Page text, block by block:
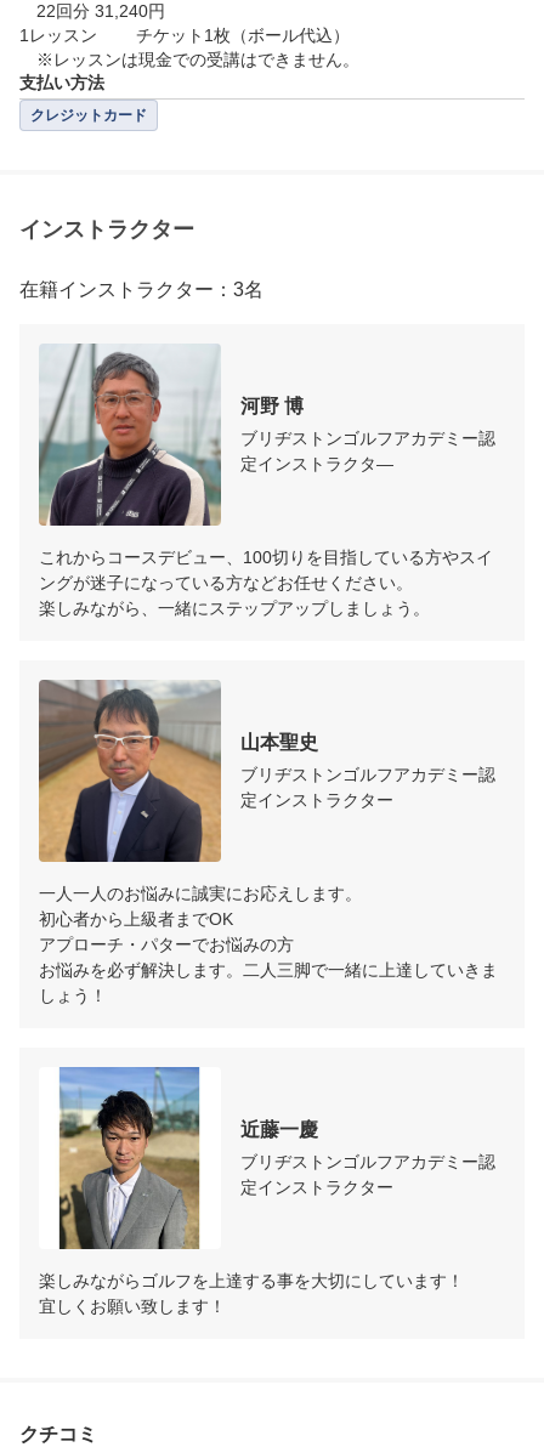
プロセス2：ビデオ撮影・スイング解析※
科学の目であなたのスイングを捉えます。
あなたのスイングをビデオで撮影し、その映像を見て
自分では把握しにくいクセや改善点を確認します。
※施設によって撮影環境は異なります。
プロセス3：課題の確認・目標設定
つまり、それだけあなたの上達も速くなります。
インストラクターとじっくり話し合って10回分のレッ
スンの目標を決めていきます。
プロセス4：個別メニュー作成
あなたの目標を達成するために最適な10回分の
レッスン内容をインストラクターが親身になって作成
します。
プロセス5：個別メニューの実践
繰り返しレッスン、体に大切な動きを覚えさせていき
ます。
22回分 31,240円
1レッスン	チケット1枚（ボール代込）
支払い方法
クレジットカード
インストラクター
在籍インストラクター：3名
河野 博
ブリヂストンゴルフアカデミー認
定インストラクタ―
これからコースデビュー、100切りを目指している方やスイ
ングが迷子になっている方などお任せください。
楽しみながら、一緒にステップアップしましょう。
山本聖史
ブリヂストンゴルフアカデミー認
定インストラクター
一人一人のお悩みに誠実にお応えします。
初心者から上級者までOK
アプローチ・パターでお悩みの方
お悩みを必ず解決します。二人三脚で一緒に上達していきま
しょう！
近藤一慶
ブリヂストンゴルフアカデミー認
定インストラクター
楽しみながらゴルフを上達する事を大切にしています！
宜しくお願い致します！
クチコミ